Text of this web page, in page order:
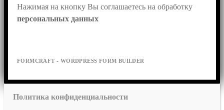
персональных данных
FORMCRAFT - WORDPRESS FORM BUILDER
Политика конфиденциальности